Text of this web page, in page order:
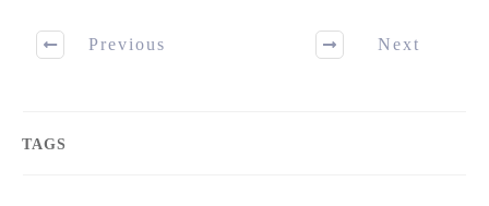
Previous Next
TAGS